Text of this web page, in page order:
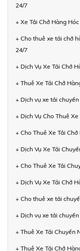
24/7
+ Xe Tải Chở Hàng
+ Cho thuê xe tải chở
24/7
+ Dịch Vụ Xe Tải Chở
+ Thuê Xe Tải Chở
+ Dịch vụ xe tải
+ Dịch Vụ Cho Thuê
+ Cho Thuê Xe Tải
+ Dịch Vụ Xe Tải
+ Cho Thuê Xe Tải
+ Dịch Vụ Xe Tải Chở
+ Cho thuê xe tải
+ Dịch vụ xe tải
+ Thuê Xe Tải Chuyển
+ Thuê Xe Tải Chở